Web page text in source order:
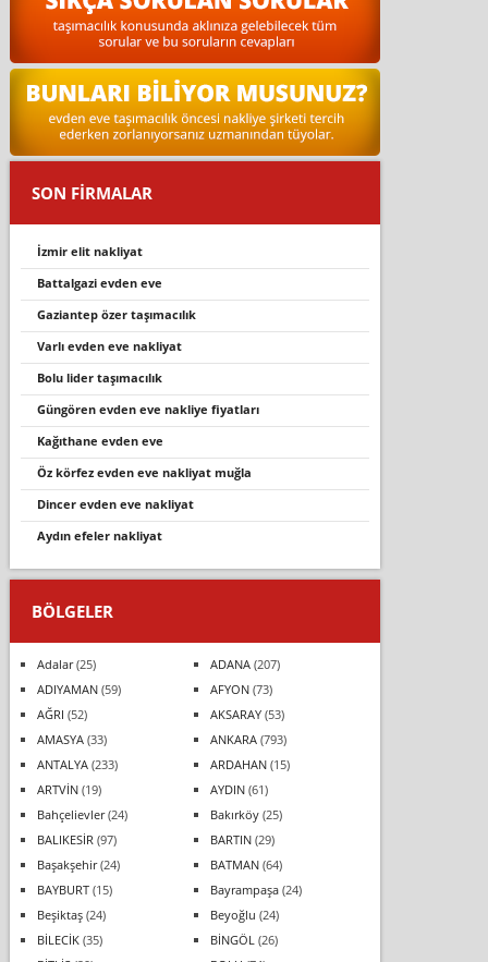
SON FİRMALAR
i̇zmir elit nakliyat
battalgazi̇ evden eve
gaziantep özer taşımacılık
varli evden eve nakli̇yat
bolu lider taşımacılık
güngören evden eve nakliye fiyatları
kağithane evden eve
öz körfez evden eve nakliyat muğla
dincer evden eve nakliyat
aydın efeler nakliyat
BÖLGELER
Adalar(25) ADANA(207)
ADIYAMAN(59) AFYON(73)
AĞRI (52) AKSARAY(53)
AMASYA(33) ANKARA(793)
ANTALYA(233) ARDAHAN(15)
ARTVİN(19) AYDIN(61)
Bahçelievler(24) Bakırköy(25)
BALIKESİR (97) BARTIN(29)
Başakşehir(24) BATMAN(64)
BAYBURT(15) Bayrampaşa(24)
Beşiktaş(24) Beyoğlu (24)
BİLECİK(35) BİNGÖL (26)